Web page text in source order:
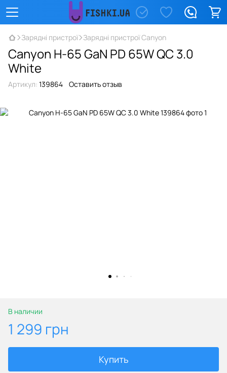
Зарядні пристрої Зарядні пристрої Canyon
Canyon H-65 GaN PD 65W QC 3.0
White
Артикул: 139864 Оставить отзыв
В наличии
1 299 грн
Купить